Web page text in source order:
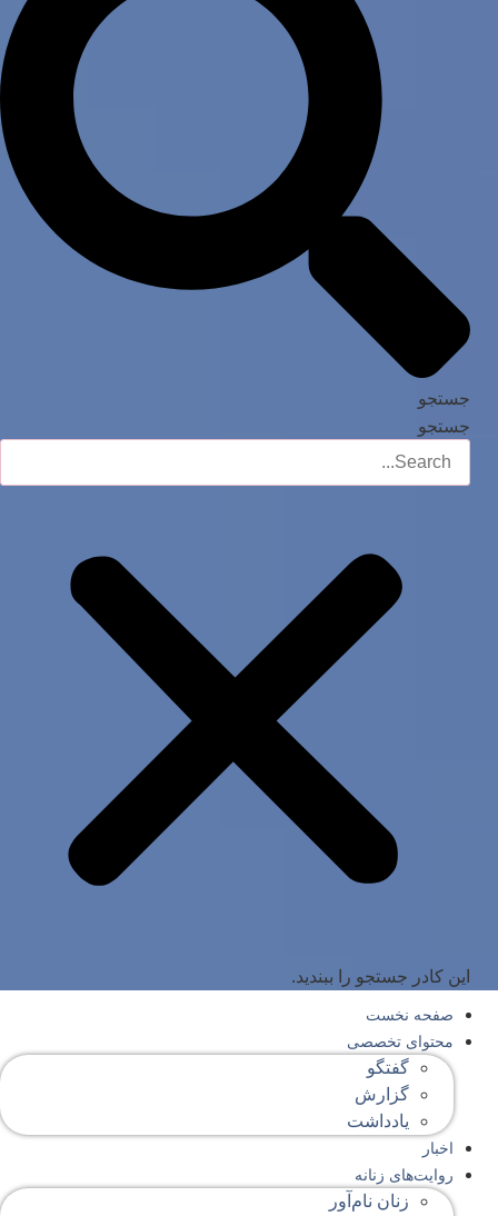
جستجو
جستجو
این کادر جستجو را ببندید.
صفحه‌ نخست
محتوای‌ تخصصی
گفتگو
گزارش
یادداشت
اخبار
روایت‌های زنانه
زنان نام‌آور